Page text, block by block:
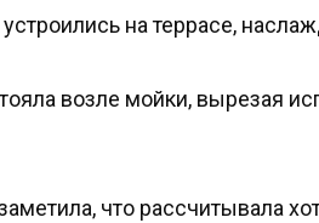
на террасе,
возле мойки, вырезая
что рассчитывала